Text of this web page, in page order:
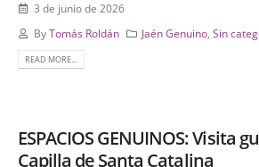
3 de junio de 2026
ByTomás Roldán Jaén Genuino,Sin
READ MORE...
ESPACIOS GENUINOS: Visita
Capilla de Santa Catalina